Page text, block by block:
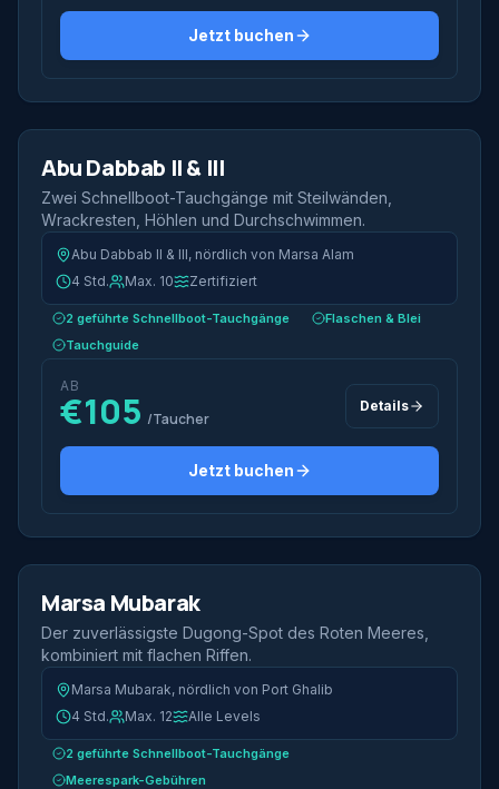
Jetzt buchen
Schnellboot
2 Tauchgänge
Abu Dabbab II & III
Zwei Schnellboot-Tauchgänge mit Steilwänden,
Wrackresten, Höhlen und Durchschwimmen.
Abu Dabbab II & III, nördlich von Marsa Alam
4 Std.
Max. 10 Zertifiziert
2 geführte Schnellboot-Tauchgänge
Flaschen & Blei
Tauchguide
AB
€105 /Taucher
Details
Jetzt buchen
Bestes Preis-Leistungs-Verhältnis
2 Tauchgänge
Marsa Mubarak
Der zuverlässigste Dugong-Spot des Roten Meeres,
kombiniert mit flachen Riffen.
Marsa Mubarak, nördlich von Port Ghalib
4 Std.
Max. 12 Alle Levels
2 geführte Schnellboot-Tauchgänge
Meerespark-Gebühren